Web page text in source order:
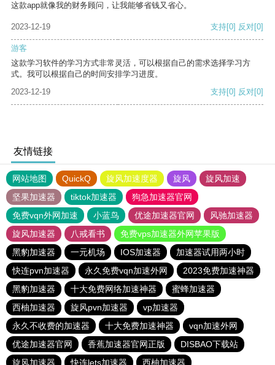
这款app就像我的财务顾问，让我能够省钱又省心。
2023-12-19 支持[0] 反对[0]
游客
这款学习软件的学习方式非常灵活，可以根据自己的需求选择学习方
式。我可以根据自己的时间安排学习进度。
2023-12-19
支持[0] 反对[0]
友情链接
网站地图 QuickQ 旋风加速度器 旋风
旋风加速
坚果加速器
tiktok加速器
狗急加速器官网
免费vqn外网加速
小蓝鸟 优途加速器官网
风驰加速器
旋风加速器
八戒看书
免费vps加速器外网苹果版
黑豹加速器
一元机场 IOS加速器
加速器试用两小时
快连pvn加速器
永久免费vqn加速外网
2023免费加速神器
黑豹加速器
十大免费网络加速神器
蜜蜂加速器
西柚加速器
旋风pvn加速器
vp加速器
永久不收费的加速器
十大免费加速神器
vqn加速外网
优途加速器官网
香蕉加速器官网正版
DISBAO下载站
旋风加速器
快连lets加速器 西柚加速器